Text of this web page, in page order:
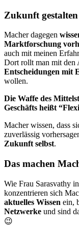
Zukunft
Macher dagegen
Markt­forschung
auch mit mei­nen
Dort rollt man mit den
Entscheidungen mit
wollen.
Die Waffe des
Geschäfts heißt
Macher wissen, dass
zuverlässig
Zukunft selbst.
Das machen
Wie Frau Sarasvathy
kon­zentrieren sich
aktu­elles Wissen ein,
Netzwerke und sind
😉